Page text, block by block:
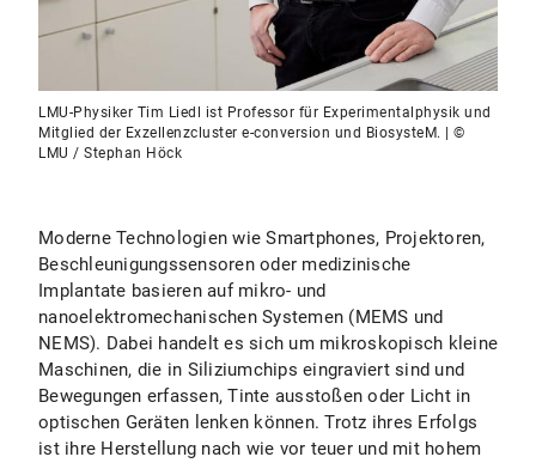
LMU-Physiker Tim Liedl ist Professor für Experimentalphysik und
Mitglied der Exzellenzcluster e-conversion und BiosysteM. | ©
LMU / Stephan Höck
Moderne Technologien wie Smartphones, Projektoren,
Beschleunigungssensoren oder medizinische
Implantate basieren auf mikro- und
nanoelektromechanischen Systemen (MEMS und
NEMS). Dabei handelt es sich um mikroskopisch kleine
Maschinen, die in Siliziumchips eingraviert sind und
Bewegungen erfassen, Tinte ausstoßen oder Licht in
optischen Geräten lenken können. Trotz ihres Erfolgs
ist ihre Herstellung nach wie vor teuer und mit hohem